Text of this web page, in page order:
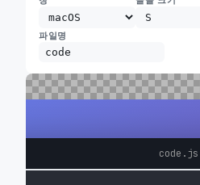
파일명
code.js